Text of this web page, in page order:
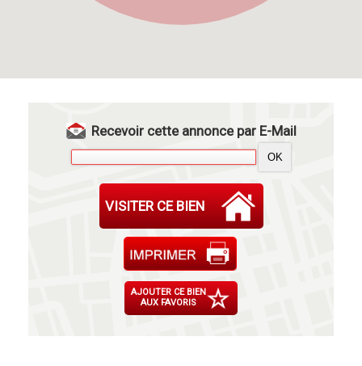
Recevoir cette annonce par E-Mail
VISITER CE BIEN
AJOUTER CE BIEN
AUX FAVORIS